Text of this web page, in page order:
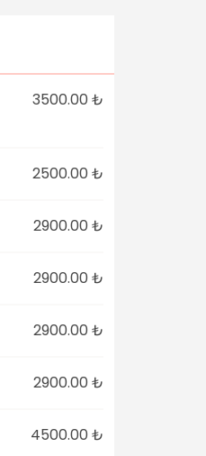
3500.00 ₺
2500.00 ₺
2900.00 ₺
2900.00 ₺
2900.00 ₺
2900.00 ₺
4500.00 ₺